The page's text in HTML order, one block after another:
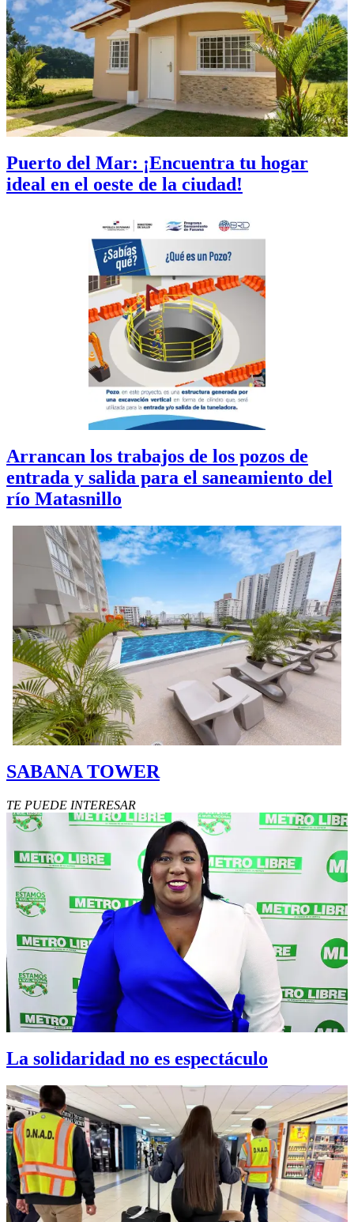
Puerto del Mar: ¡Encuentra tu hogar
ideal en el oeste de la ciudad!
Arrancan los trabajos de los pozos de
entrada y salida para el saneamiento del
río Matasnillo
SABANA TOWER
TE PUEDE INTERESAR
La solidaridad no es espectáculo